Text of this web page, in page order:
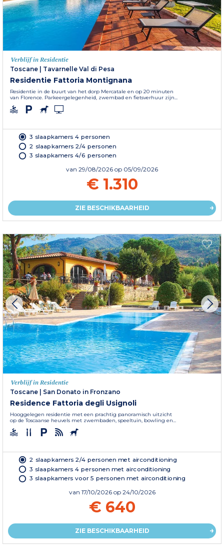
Verblijf in Residentie
Toscane
Tavarnelle Val di Pesa
Residentie Fattoria Montignana
Residentie in de buurt van het dorp Mercatale en op 20 minuten
van Florence. Parkeergelegenheid, zwembad en fietsverhuur zijn...
3 slaapkamers 4 personen
2 slaapkamers 2/4 personen
3 slaapkamers 4/6 personen
van 29/08/2026 op 05/09/2026
€ 1.310
ZIE BESCHIKBAARHEID
Verblijf in Residentie
Toscane
San Donato in Fronzano
Residence Fattoria degli Usignoli
Hooggelegen residentie met een prachtig panoramisch uitzicht
op de Toscaanse heuvels met zwembaden, speeltuin, bowling en...
2 slaapkamers 2/4 personen met airconditioning
3 slaapkamers 4 personen met airconditioning
3 slaapkamers voor 5 personen met airconditioning
van 17/10/2026 op 24/10/2026
€ 640
ZIE BESCHIKBAARHEID